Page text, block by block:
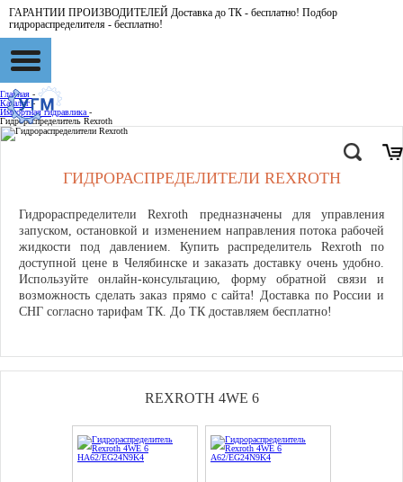
ГАРАНТИИ ПРОИЗВОДИТЕЛЕЙ Доставка до ТК - бесплатно! Подбор
гидрораспределителя - бесплатно!
Главная -
Каталог -
Импортная гидравлика -
Гидрораспределитель Rexroth
ГИДРОРАСПРЕДЕЛИТЕЛИ REXROTH
Гидрораспределители Rexroth предназначены для управления
запуском, остановкой и изменением направления потока рабочей
жидкости под давлением. Купить распределитель Rexroth по
доступной цене в Челябинске и заказать доставку очень удобно.
Используйте онлайн-консультацию, форму обратной связи и
возможность сделать заказ прямо с сайта! Доставка по России и
СНГ согласно тарифам ТК. До ТК доставляем бесплатно!
REXROTH 4WE 6